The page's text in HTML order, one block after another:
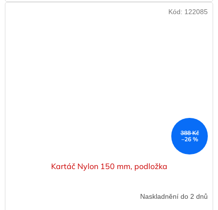
388 Kč
–26 %
Kartáč Nylon 150 mm, podložka
Naskladnění do 2 dnů
Kód: 122085